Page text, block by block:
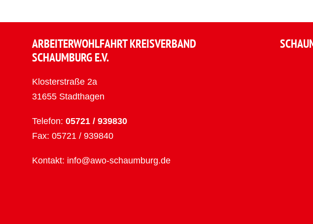
ARBEITERWOHLFAHRT KREISVERBAND
SCHAUMBURG E.V.
Klosterstraße 2a
31655 Stadthagen
Telefon: 05721 / 939830
Fax: 05721 / 939840
Kontakt: info@awo-schaumburg.de